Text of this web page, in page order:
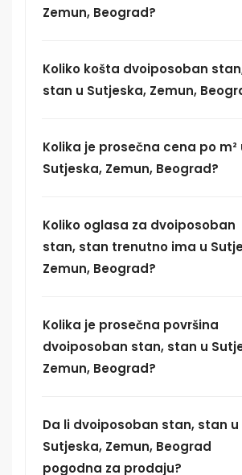
Zemun, Beograd?
Koliko košta dvoiposoban
stan u Sutjeska, Zemun,
Kolika je prosečna cena po m²
Sutjeska, Zemun, Beograd?
Koliko oglasa za dvoiposoban
stan, stan trenutno ima u
Zemun, Beograd?
Kolika je prosečna površina
dvoiposoban stan, stan u
Zemun, Beograd?
Da li dvoiposoban stan, stan u
Sutjeska, Zemun, Beograd
pogodna za prodaju?